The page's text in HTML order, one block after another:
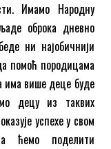
Имамо Народну
оброка дневно
ни најобичнији
помоћ породицама
има више деце буде
децу из таквих
успехе у свом
ћемо поделити